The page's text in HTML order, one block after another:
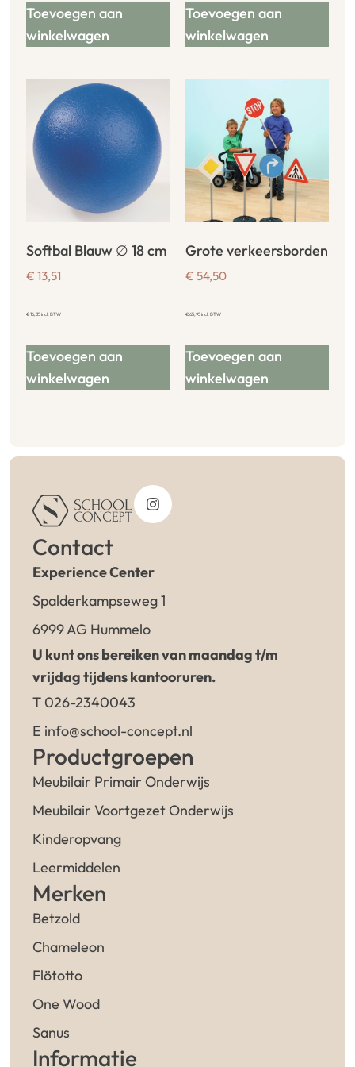
Toevoegen aan
winkelwagen
Toevoegen aan
winkelwagen
Softbal Blauw ∅ 18 cm
€ 13,51
€16,35incl. BTW
Toevoegen aan
winkelwagen
Grote verkeersborden
€ 54,50
€65,95incl. BTW
Toevoegen aan
winkelwagen
Contact
Experience Center
Spalderkampseweg 1
6999 AG Hummelo
U kunt ons bereiken van maandag t/m
vrijdag tijdens kantooruren.
T 026-2340043
E info@school-concept.nl
Productgroepen
Meubilair Primair Onderwijs
Meubilair Voortgezet Onderwijs
Kinderopvang
Leermiddelen
Merken
Betzold
Chameleon
Flötotto
One Wood
Sanus
Informatie